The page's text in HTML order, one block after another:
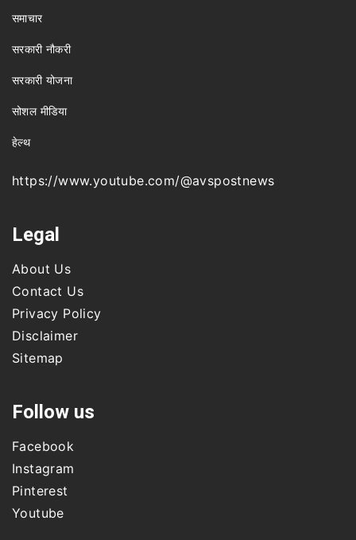
समाचार
सरकारी नौकरी
सरकारी योजना
सोशल मीडिया
हेल्थ
https://www.youtube.com/@avspostnews
Legal
About Us
Contact Us
Privacy Policy
Disclaimer
Sitemap
Follow us
Facebook
Instagram
Pinterest
Youtube